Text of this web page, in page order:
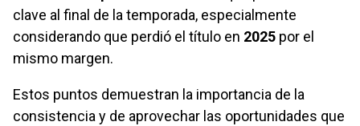
clave al final de la temporada, especialmente
considerando que perdió el título en 2025 por el
mismo margen.
Estos puntos demuestran la importancia de la
consistencia y de aprovechar las oportunidades que